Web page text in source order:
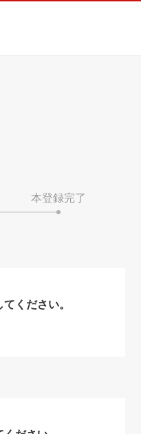
本登録完了
てください。